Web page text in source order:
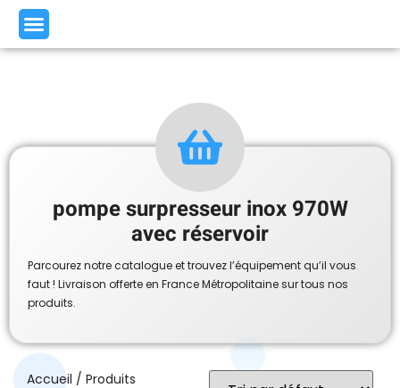
pompe surpresseur inox 970W
avec réservoir
Parcourez notre catalogue et trouvez l’équipement qu’il vous
faut ! Livraison offerte en France Métropolitaine sur tous nos
produits.
Accueil / Produits